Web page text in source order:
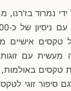
נמרוד בז’רנו,
טקסים אישיים
מעשית עם
טקסים באולמות,
סיפור זוגי